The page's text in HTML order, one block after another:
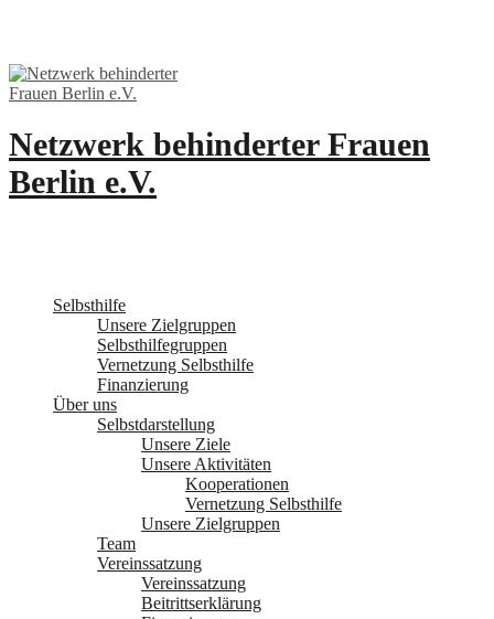
Netzwerk behinderter Frauen
Berlin e.V.
Selbsthilfe
Unsere Zielgruppen
Selbsthilfegruppen
Vernetzung Selbsthilfe
Finanzierung
Über uns
Selbstdarstellung
Unsere Ziele
Unsere Aktivitäten
Kooperationen
Vernetzung Selbsthilfe
Unsere Zielgruppen
Team
Vereinssatzung
Vereinssatzung
Beitrittserklärung